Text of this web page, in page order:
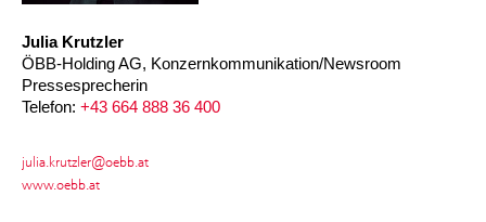
Julia Krutzler
ÖBB-Holding AG, Konzernkommunikation/Newsroom
Pressesprecherin
Telefon: +43 664 888 36 400
julia.krutzler@oebb.at
www.oebb.at